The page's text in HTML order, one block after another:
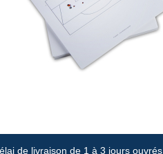
de livraison de 1 à 3 jours ouvrés